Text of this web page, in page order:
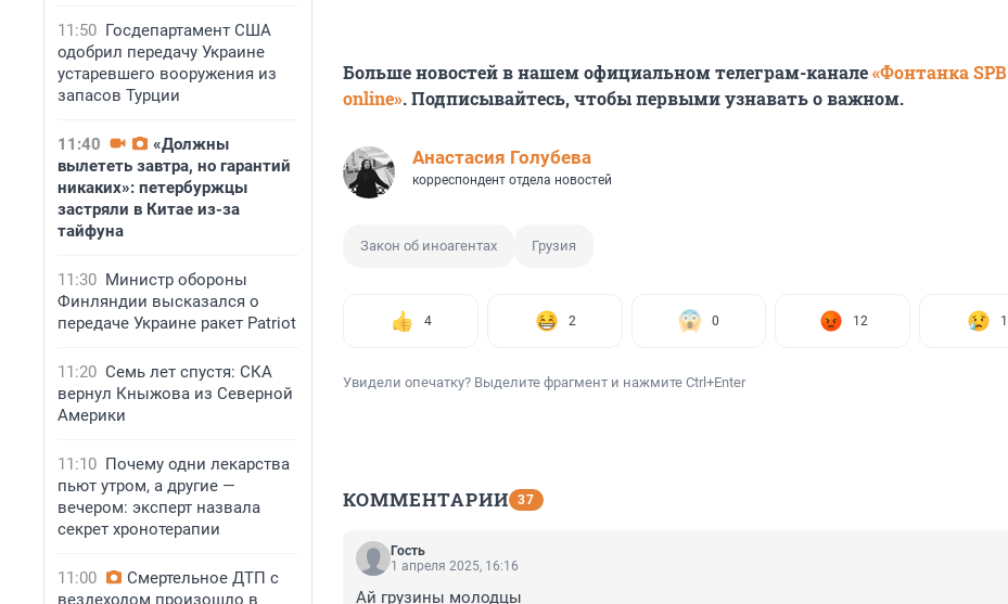
11:50 Госдепартамент США
одобрил передачу Украине
устаревшего вооружения из
запасов Турции
11:40
«Должны
вылететь завтра, но гарантий
никаких»: петербуржцы
застряли в Китае из-за
тайфуна
11:30 Министр обороны
Финляндии высказался о
передаче Украине ракет Patriot
11:20 Семь лет спустя: СКА
вернул Кныжова из Северной
Америки
11:10 Почему одни лекарства
пьют утром, а другие —
вечером: эксперт назвала
секрет хронотерапии
11:00
Смертельное ДТП с
вездеходом произошло в
Больше новостей в нашем официальном телеграм-канале«Фонтанка SPB
online». Подписывайтесь, чтобы первыми узнавать о важном.
Анастасия Голубева
корреспондент отдела новостей
Закон об иноагентах Грузия
4 2 0 12 1
Увидели опечатку? Выделите фрагмент и нажмите Ctrl+Enter
КОММЕНТАРИИ 37
Гость
1 апреля 2025, 16:16
Ай грузины молодцы